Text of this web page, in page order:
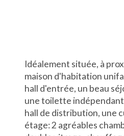
Idéalement située, à
maison d'habitation
hall d'entrée, un beau
une toilette
hall de distribution, une
étage: 2 agréables